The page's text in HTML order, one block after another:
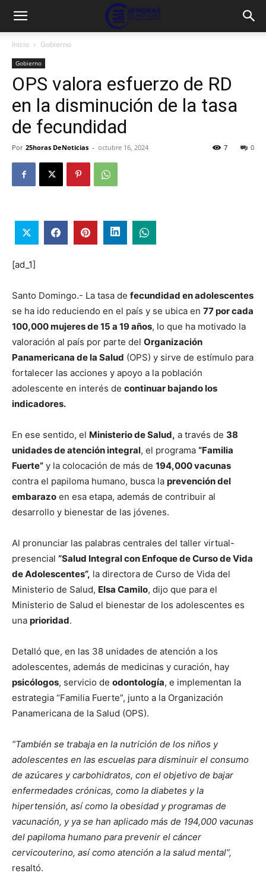
Inicio Gobierno
Gobierno
OPS valora esfuerzo de RD
en la disminución de la tasa
de fecundidad
Por 25horas DeNoticias - octubre 16, 2024 0
7
[ad_1]
Santo Domingo.- La tasa de fecundidad en adolescentes
se ha ido reduciendo en el país y se ubica en 77 por cada
100,000 mujeres de 15 a 19 años, lo que ha motivado la
valoración al país por parte del Organización
Panamericana de la Salud (OPS) y sirve de estímulo para
fortalecer las acciones y apoyo a la población
adolescente en interés de continuar bajando los
indicadores.
En ese sentido, el Ministerio de Salud, a través de 38
unidades de atención integral, el programa “Familia
Fuerte” y la colocación de más de 194,000 vacunas
contra el papiloma humano, busca la prevención del
embarazo en esa etapa, además de contribuir al
desarrollo y bienestar de las jóvenes.
Al pronunciar las palabras centrales del taller virtual-
presencial “Salud Integral con Enfoque de Curso de Vida
de Adolescentes”, la directora de Curso de Vida del
Ministerio de Salud, Elsa Camilo, dijo que para el
Ministerio de Salud el bienestar de los adolescentes es
una prioridad.
Detalló que, en las 38 unidades de atención a los
adolescentes, además de medicinas y curación, hay
psicólogos, servicio de odontología, e implementan la
estrategia “Familia Fuerte”, junto a la Organización
Panamericana de la Salud (OPS).
“También se trabaja en la nutrición de los niños y
adolescentes en las escuelas para disminuir el consumo
de azúcares y carbohidratos, con el objetivo de bajar
enfermedades crónicas, como la diabetes y la
hipertensión, así como la obesidad y programas de
vacunación, y ya se han aplicado más de 194,000 vacunas
del papiloma humano para prevenir el cáncer
cervicouterino, así como atención a la salud mental”,
resaltó.